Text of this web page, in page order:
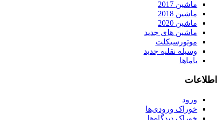
ماشین 2017
ماشین 2018
ماشین 2020
ماشین های جدید
موتورسیکلت
وسیله نقلیه جدید
یاماها
اطلاعات
ورود
خوراک ورودی‌ها
خوراک دیدگاه‌ها